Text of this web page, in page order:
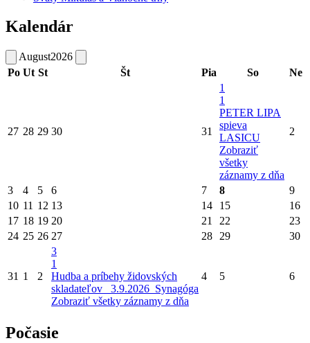
Kalendár
August2026
Po Ut St Št Pia So Ne
27 28 29 30 31
1
1
PETER LIPA
spieva
LASICU
Zobraziť
všetky
záznamy z dňa
2
3 4 5 6 7 8
9
10 11 12 13 14 15
16
17 18 19 20 21 22
23
24 25 26 27 28 29 30
31 1 2
3
1
Hudba a príbehy židovských
skladateľov_ 3.9.2026_Synagóga
Zobraziť všetky záznamy z dňa
4 5 6
Počasie